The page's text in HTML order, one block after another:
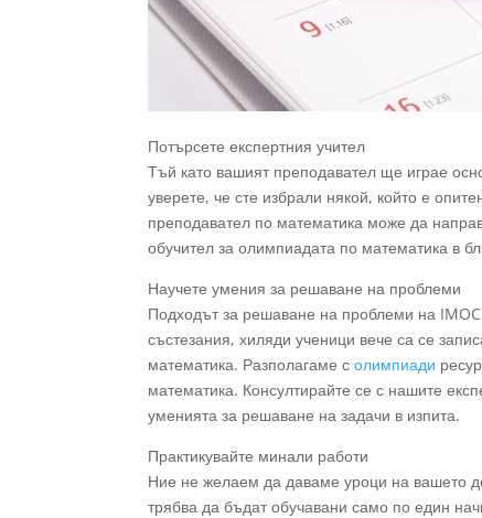
Потърсете експертния учител
Тъй като вашият преподавател ще играе
уверете, че сте избрали някой, който е
преподавател по математика може да
обучител за олимпиадата по математика в
Научете умения за решаване на проблеми
Подходът за решаване на проблеми на
състезания, хиляди ученици вече са се
математика. Разполагаме солимпиади
математика. Консултирайте се с нашите
уменията за решаване на задачи в изпита.
Практикувайте минали работи
Ние не желаем да даваме уроци на вашето
трябва да бъдат обучавани само по един